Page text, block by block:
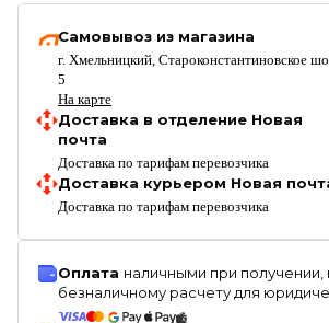
Самовывоз из магазина
г. Хмельницкий, Староконстантиновское
5
На карте
Доставка в отделение Новая
почта
Доставка по тарифам перевозчика
Доставка курьером Новая
Доставка по тарифам перевозчика
Оплата наличными при получении,
безналичному расчету для